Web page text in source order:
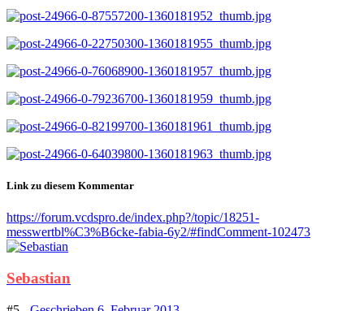
Link zu diesem Kommentar
https://forum.vcdspro.de/index.php?/topic/18251-
messwertbl%C3%B6cke-fabia-6y2/#findComment-102473
Sebastian